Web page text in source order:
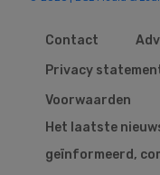
Contact
Privacy
Voorwaarden
Het laatste
geïnformeerd,